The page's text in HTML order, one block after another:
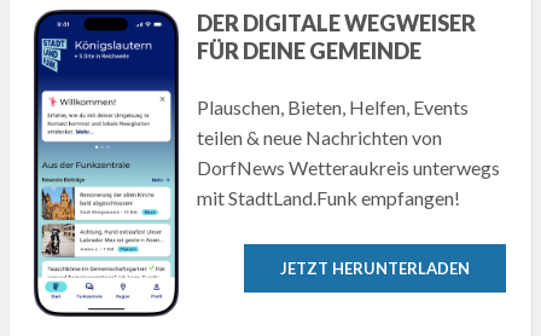
DER DIGITALE WEGWEISER
FÜR DEINE GEMEINDE
Plauschen, Bieten, Helfen, Events
teilen & neue Nachrichten von
DorfNews Wetteraukreis unterwegs
mit StadtLand.Funk empfangen!
JETZT HERUNTERLADEN